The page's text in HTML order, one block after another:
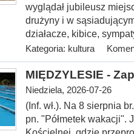
wyglądał jubileusz
drużyny i w
działacze, kibice,
Kategoria: kultura
MIĘDZYLESIE -
Niedziela, 2026-07-26
(Inf. wł.). Na 8 sierpnia
pn. "Półmetek wakacji".